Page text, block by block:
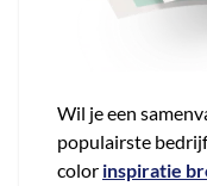
Wil je een
populairste
color inspiratie